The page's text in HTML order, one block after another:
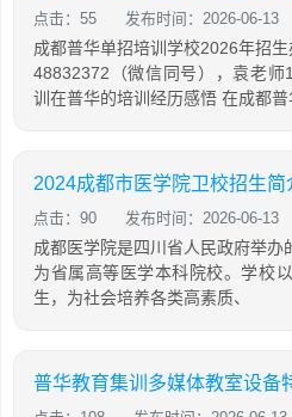
点击：55 发布时间：2026-06-13
成都普华单招培训学校2026年招
48832372（微信同号），袁老
训在普华的培训经历感悟 在成都
2024成都市医学院卫校招生简
点击：90 发布时间：2026-06-13
成都医学院是四川省人民政府举办
为省属高等医学本科院校。学校
生，为社会培养各类高素质、
普华教育集训多媒体教室设备